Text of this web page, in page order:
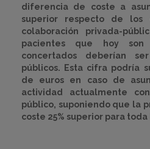
diferencia de coste a
superior respecto de los
colaboración privada-
pacientes que hoy
concertados deberían
públicos. Esta cifra podría
de euros en caso de
actividad actualmente
público, suponiendo que la
coste 25% superior para